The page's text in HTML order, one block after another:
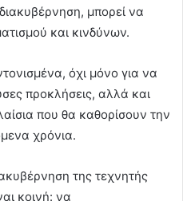
μπορεί να
και κινδύνων.
όχι μόνο για να
προκλήσεις, αλλά και
που θα καθορίσουν την
χρόνια.
της τεχνητής
κοινή: να